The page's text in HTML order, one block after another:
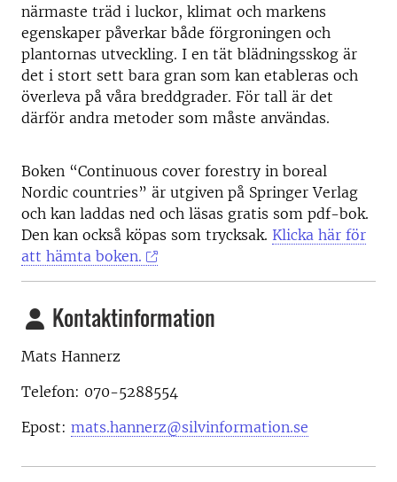
närmaste träd i luckor, klimat och markens
egenskaper påverkar både förgroningen och
plantornas utveckling. I en tät blädningsskog är
det i stort sett bara gran som kan etableras och
överleva på våra breddgrader. För tall är det
därför andra metoder som måste användas.
Boken “Continuous cover forestry in boreal
Nordic countries” är utgiven på Springer Verlag
och kan laddas ned och läsas gratis som pdf-bok.
Den kan också köpas som trycksak. Klicka här för
att hämta boken.
Kontaktinformation
Mats Hannerz
Telefon: 070-5288554
Epost: mats.hannerz@silvinformation.se